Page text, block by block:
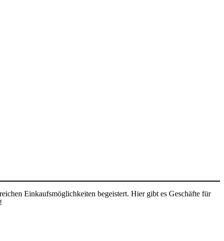
Einkaufsmöglichkeiten begeistert. Hier gibt es Geschäfte für